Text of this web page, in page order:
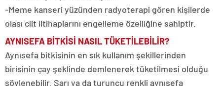
-Meme kanseri yüzünden radyoterapi gören kişilerde
olası cilt iltihaplarını engelleme özelliğine sahiptir.
AYNISEFA BİTKİSİ NASIL TÜKETİLEBİLİR?
Aynısefa bitkisinin en sık kullanım şekillerinden
birisinin çay şeklinde demlenerek tüketilmesi olduğu
söylenebilir. Sarı ya da turuncu renkli aynısefa